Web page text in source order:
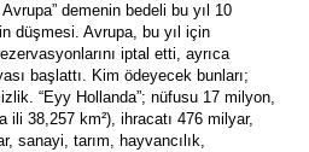
demenin bedeli bu yıl 10
düşmesi. Avrupa, bu yıl için
iptal etti, ayrıca
başlattı. Kim ödeyecek bunları;
“Eyy Hollanda”; nüfusu 17 milyon,
ili 38,257 km²), ihracatı 476 milyar,
sanayi, tarım, hayvancılık,